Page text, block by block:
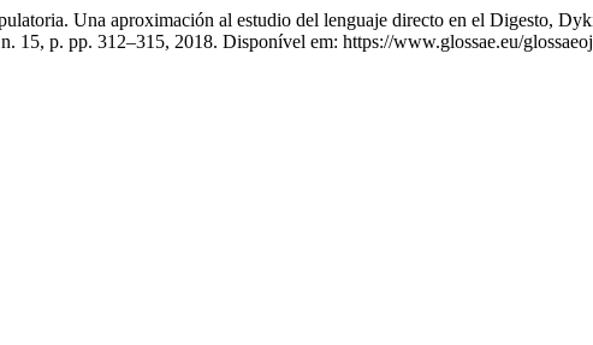
Una aproximación al estudio del lenguaje directo en el Digesto,
15, p. pp. 312–315, 2018. Disponível em: https://www.glossae.eu/